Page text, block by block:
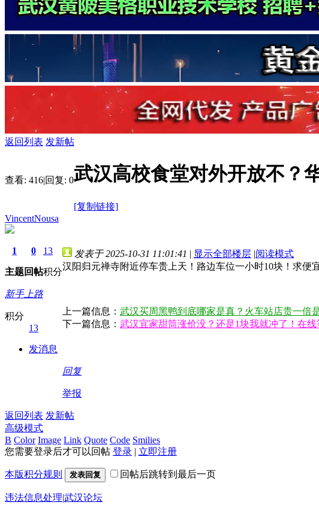
返回列表 发新帖
查看: 416|回复: 0武汉高校食堂对外开放不？
[复制链接]
VincentNousa
1
主题
0
回帖
13
积分
新手上路
积分
13
发消息
发表于 2025-10-31 11:01:41 | 显示全部楼层 |阅读模式
汉阳归元禅寺附近停车贵上天！路边车位一小时10块！求便
上一篇信息： 武汉买周黑鸭到底哪家是真？火车站店贵一倍
下一篇信息： 武汉宜家甜筒涨价没？还是1块我就冲了！在线
回复
举报
返回列表 发新帖
高级模式
B Color Image Link Quote Code Smilies
您需要登录后才可以回帖 登录 | 立即注册
本版积分规则 发表回复 回帖后跳转到最后一页
违法信息处理|武汉论坛